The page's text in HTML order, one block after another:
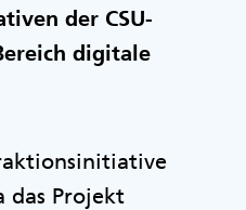
der CSU-
digitale
das Projekt